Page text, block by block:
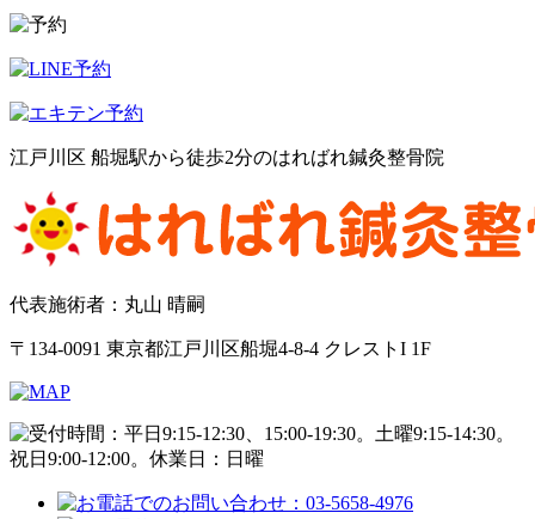
江戸川区 船堀駅から徒歩2分のはればれ鍼灸整骨院
代表施術者：丸山 晴嗣
〒134-0091 東京都江戸川区船堀4-8-4 クレストI 1F